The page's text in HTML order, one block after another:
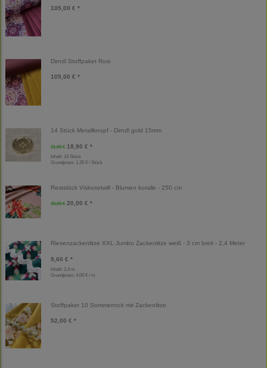
105,00 € *
Dirndl Stoffpaket Rosi
105,00 € *
14 Stück Metallknopf - Dirndl gold 15mm
21,00 € 18,90 € *
Inhalt: 14 Stück
Grundpreis: 1,35 € / Stück
Reststück Viskosetwill - Blumen koralle - 250 cm
40,00 € 20,00 € *
Riesenzackenlitze XXL Jumbo Zackenlitze weiß - 3 cm breit - 2,4 Meter
9,60 € *
Inhalt: 2,4 m
Grundpreis: 4,00 € / m
Stoffpaket 10 Sommerrock mit Zackenlitze
52,00 € *